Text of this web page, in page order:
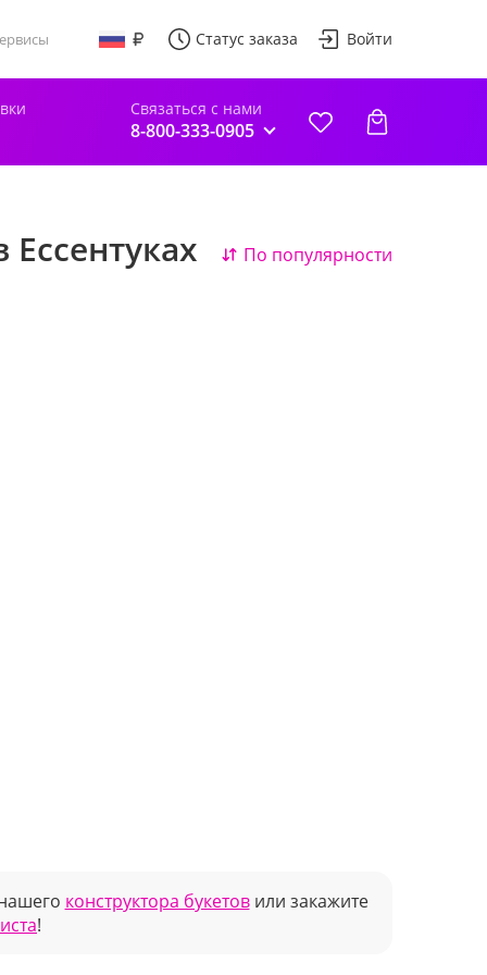
Статус заказа Войти
Связаться с нами
8-800-333-0905
По популярности
конструктора букетовили закажите
!